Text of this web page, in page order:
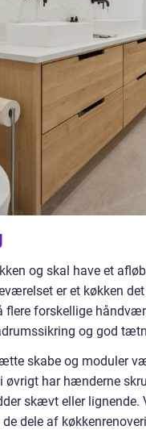
og skal have et
er et køkken
forskellige
og god
skabe og moduler
har hænderne
skævt eller
dele af